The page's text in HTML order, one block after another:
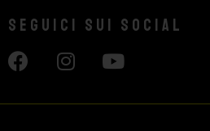
Seguici sui social